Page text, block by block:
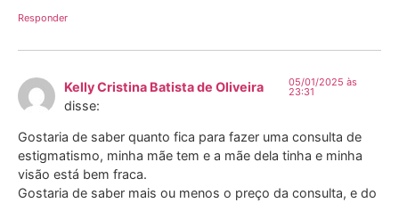
Responder
Kelly Cristina Batista de Oliveira
disse:
05/01/2025 às
23:31
Gostaria de saber quanto fica para fazer uma consulta de
estigmatismo, minha mãe tem e a mãe dela tinha e minha
visão está bem fraca.
Gostaria de saber mais ou menos o preço da consulta, e do